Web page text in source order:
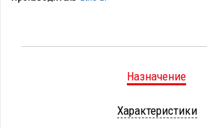
Назначение
Характеристики